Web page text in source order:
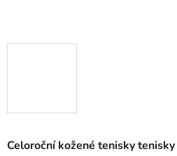
Celoroční kožené tenisky tenisky